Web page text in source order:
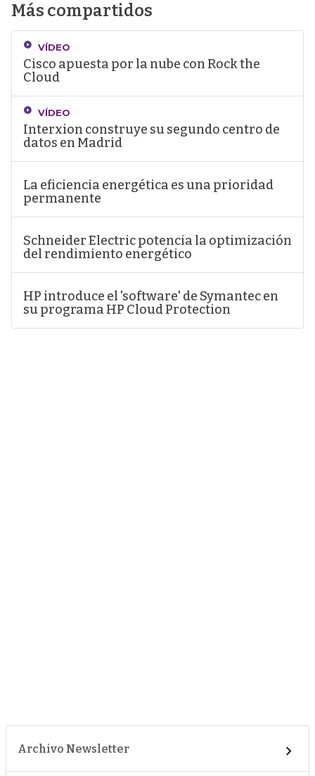
Más compartidos
VÍDEO
Cisco apuesta por la nube con Rock the
Cloud
VÍDEO
Interxion construye su segundo centro de
datos en Madrid
La eficiencia energética es una prioridad
permanente
Schneider Electric potencia la optimización
del rendimiento energético
HP introduce el 'software' de Symantec en
su programa HP Cloud Protection
Archivo Newsletter